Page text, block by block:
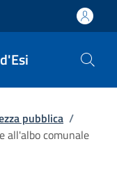
pubblica /
all'albo comunale